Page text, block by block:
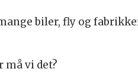
biler, fly og
må vi det?